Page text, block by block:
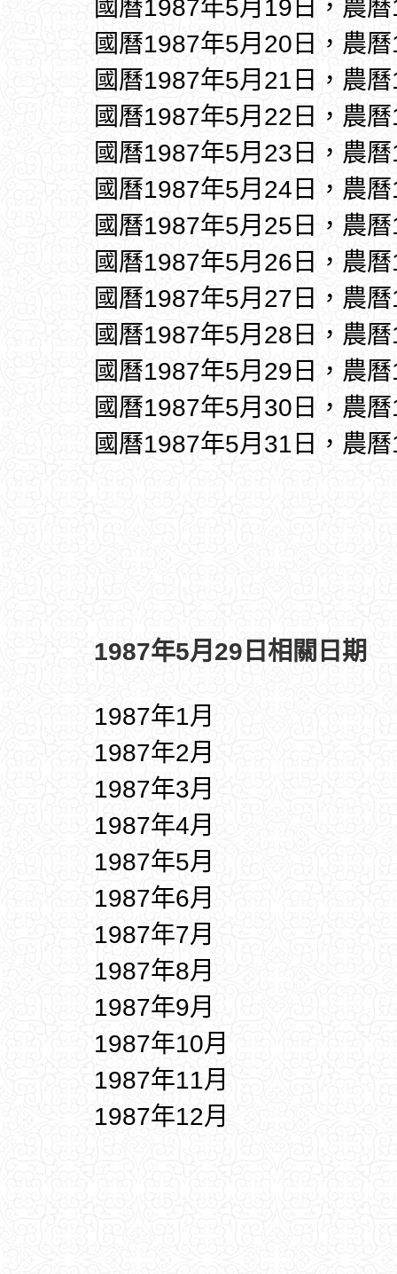
國曆1987年5月19日，農
國曆1987年5月20日，農
國曆1987年5月21日，農
國曆1987年5月22日，農
國曆1987年5月23日，農
國曆1987年5月24日，農
國曆1987年5月25日，農
國曆1987年5月26日，農
國曆1987年5月27日，農
國曆1987年5月28日，農
國曆1987年5月29日，農
國曆1987年5月30日，農
國曆1987年5月31日，農
1987年5月29日相關日期
1987年1月
1987年2月
1987年3月
1987年4月
1987年5月
1987年6月
1987年7月
1987年8月
1987年9月
1987年10月
1987年11月
1987年12月